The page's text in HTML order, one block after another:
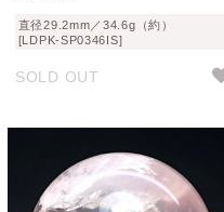
直径29.2mm／34.6g（約）
[LDPK-SP0346IS]
SOLD OUT